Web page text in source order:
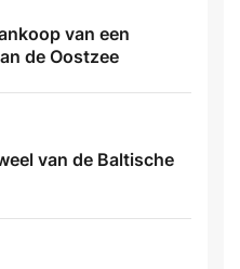
van een
de Oostzee
van de Baltische